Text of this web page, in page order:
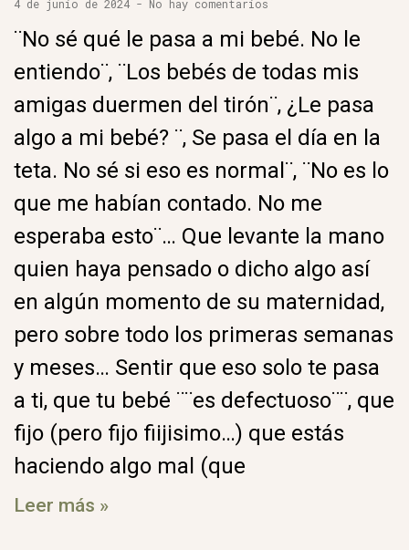
4 de junio de 2024 No hay comentarios
¨No sé qué le pasa a mi bebé. No le
entiendo¨, ¨Los bebés de todas mis
amigas duermen del tirón¨, ¿Le pasa
algo a mi bebé? ¨, Se pasa el día en la
teta. No sé si eso es normal¨, ¨No es lo
que me habían contado. No me
esperaba esto¨… Que levante la mano
quien haya pensado o dicho algo así
en algún momento de su maternidad,
pero sobre todo los primeras semanas
y meses… Sentir que eso solo te pasa
a ti, que tu bebé ¨¨es defectuoso¨¨, que
fijo (pero fijo fiijisimo…) que estás
haciendo algo mal (que
Leer más »